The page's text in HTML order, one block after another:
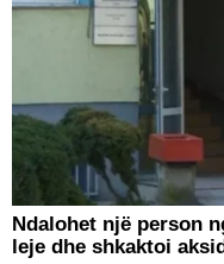
Ndalohet një person
leje dhe shkaktoi